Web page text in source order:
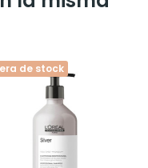
de stock